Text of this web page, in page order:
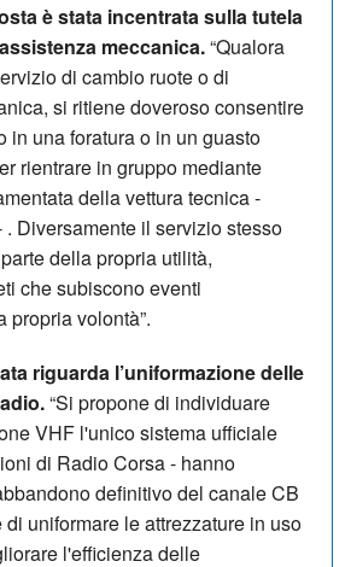
è stata incentrata sulla tutela
meccanica.“Qualora
di cambio ruote o di
si ritiene doveroso consentire
in una foratura o in un guasto
rientrare in gruppo mediante
della vettura tecnica -
. Diversamente il servizio stesso
della propria utilità,
che subiscono eventi
propria volontà”.
riguarda l’uniformazione delle
“Si propone di individuare
VHF l'unico sistema ufficiale
di Radio Corsa - hanno
definitivo del canale CB
uniformare le attrezzature in uso
l'efficienza delle